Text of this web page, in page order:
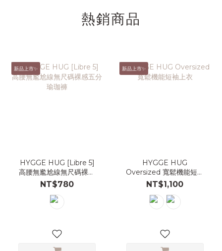
熱銷商品
新品上市✨
HYGGE HUG [Libre 5]
高腰無尷尬線無尺碼裸感
五分瑜珈褲
NT$780
新品上市✨
HYGGE HUG
Oversized 寬鬆機能短袖
上衣
NT$1,100